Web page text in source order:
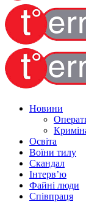
Новини
Освіта
Воїни тилу
Скандал
Інтерв’ю
Файні люди
Співпраця